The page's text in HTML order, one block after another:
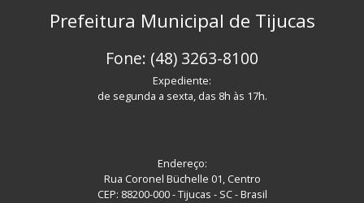
Prefeitura Municipal de Tijucas
Fone: (48) 3263-8100
Expediente:
de segunda a sexta, das 8h às 17h.
Endereço:
Rua Coronel Büchelle 01, Centro
CEP: 88200-000 - Tijucas - SC - Brasil